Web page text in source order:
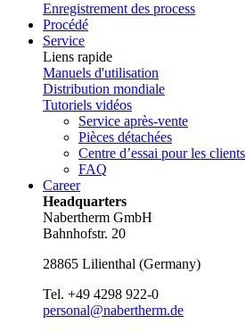
Enregistrement des process
Procédé
Service
Liens rapide
Manuels d'utilisation
Distribution mondiale
Tutoriels vidéos
Service après-vente
Pièces détachées
Centre d’essai pour les clients
FAQ
Career
Headquarters
Nabertherm GmbH
Bahnhofstr. 20
28865 Lilienthal (Germany)
Tel. +49 4298 922-0
personal@nabertherm.de